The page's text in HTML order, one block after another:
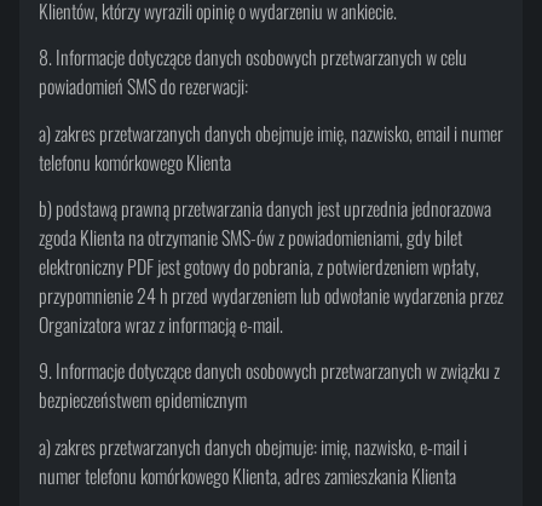
Klientów, którzy wyrazili opinię o wydarzeniu w ankiecie.
8. Informacje dotyczące danych osobowych przetwarzanych w celu
powiadomień SMS do rezerwacji:
a) zakres przetwarzanych danych obejmuje imię, nazwisko, email i numer
telefonu komórkowego Klienta
b) podstawą prawną przetwarzania danych jest uprzednia jednorazowa
zgoda Klienta na otrzymanie SMS-ów z powiadomieniami, gdy bilet
elektroniczny PDF jest gotowy do pobrania, z potwierdzeniem wpłaty,
przypomnienie 24 h przed wydarzeniem lub odwołanie wydarzenia przez
Organizatora wraz z informacją e-mail.
9. Informacje dotyczące danych osobowych przetwarzanych w związku z
bezpieczeństwem epidemicznym
a) zakres przetwarzanych danych obejmuje: imię, nazwisko, e-mail i
numer telefonu komórkowego Klienta, adres zamieszkania Klienta